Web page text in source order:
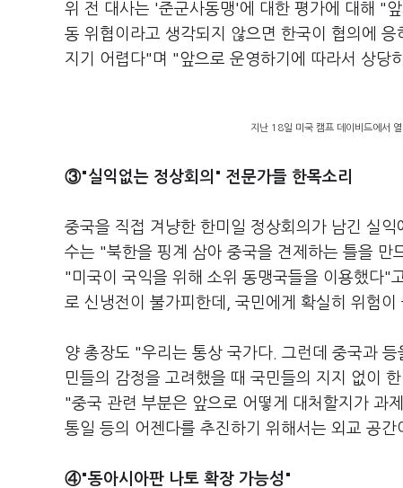
위 전 대사는 '준군사동맹'에 대한 평가에 대해 "
동 위협이라고 생각되지 않으면 한국이 협의에
지기 어렵다"며 "앞으로 운영하기에 따라서 상당
지난 18일 미국 캠프 데이비드에서
③"실익없는 정상회의" 전문가들 한목소리
중국을 직접 겨냥한 한미일 정상회의가 남긴 실
수는 "북한을 핑계 삼아 중국을 견제하는 틀을 만
"미국이 국익을 위해 소위 동맹국들을 이용했다"
로 신냉전이 불가피한데, 국민에게 확실히 위험
양 총장도 "우리는 통상 국가다. 그런데 중국과
민들의 감정을 고려했을 때 국민들의 지지 없이
"중국 관련 부분은 앞으로 어떻게 대처할지가 과
통일 등의 어젠다를 추진하기 위해서는 외교 공간
④"동아시아판 나토 확장 가능성"